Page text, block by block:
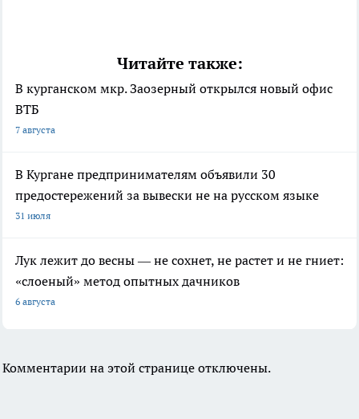
Читайте также:
В курганском мкр. Заозерный открылся новый офис
ВТБ
7 августа
В Кургане предпринимателям объявили 30
предостережений за вывески не на русском языке
31 июля
Лук лежит до весны — не сохнет, не растет и не гниет:
«слоеный» метод опытных дачников
6 августа
Комментарии на этой странице отключены.